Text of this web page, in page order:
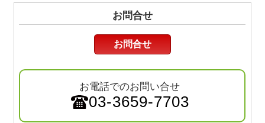
お問合せ
お問合せ
お電話でのお問い合せ
03-3659-7703